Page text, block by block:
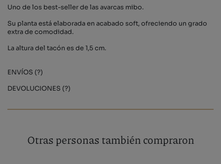
Uno de los best-seller de las avarcas mibo.
Su planta está elaborada en acabado soft, ofreciendo un grado
extra de comodidad.
La altura del tacón es de 1,5 cm.
ENVÍOS (?)
DEVOLUCIONES (?)
Otras personas también compraron